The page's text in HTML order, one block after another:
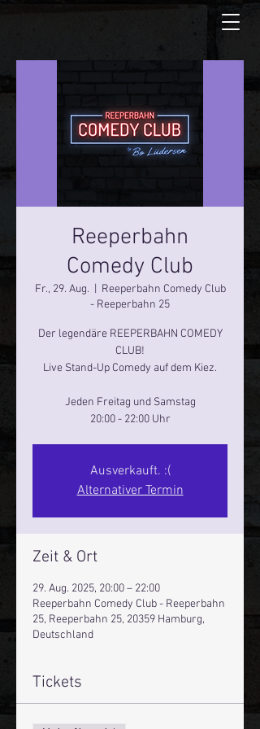
Reeperbahn
Comedy Club
Fr., 29. Aug.
Reeperbahn Comedy Club
- Reeperbahn 25
Der legendäre REEPERBAHN COMEDY
CLUB!
Live Stand-Up Comedy auf dem Kiez.
Jeden Freitag und Samstag
20:00 - 22:00 Uhr
Ausverkauft. :(
Alternativer Termin
Zeit & Ort
29. Aug. 2025, 20:00 – 22:00
Reeperbahn Comedy Club - Reeperbahn
25, Reeperbahn 25, 20359 Hamburg,
Deutschland
Tickets